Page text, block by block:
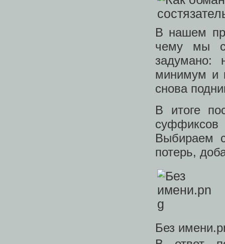
В нашем
чему мы
задумано:
минимум и
снова
В итоге
суффиксов
Выбираем
потерь,
Без